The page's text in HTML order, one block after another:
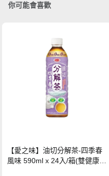
你可能會喜歡
【愛之味】油切分解茶-四季春
風味 590ml x 24入/箱(雙健康認